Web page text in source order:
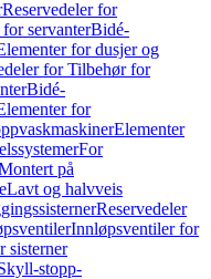
Reservedeler for
servanterBidé-
for dusjer og
for Tilbehør for
Bidé-
for
Elementer
For
på
Lavt og halvveis
Reservedeler
Innløpsventiler for
sisterner
stopp-